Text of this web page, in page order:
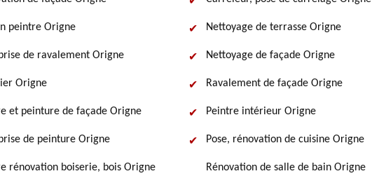
peintre Origne
de ravalement Origne
Origne
et peinture de façade Origne
de peinture Origne
rénovation boiserie, bois Origne
Nettoyage de terrasse Origne
Nettoyage de façade Origne
Ravalement de façade Origne
Peintre intérieur Origne
Pose, rénovation de cuisine Origne
Rénovation de salle de bain Origne